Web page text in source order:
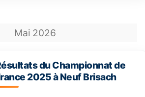
Mai 2026
du Championnat de
2025 à Neuf Brisach